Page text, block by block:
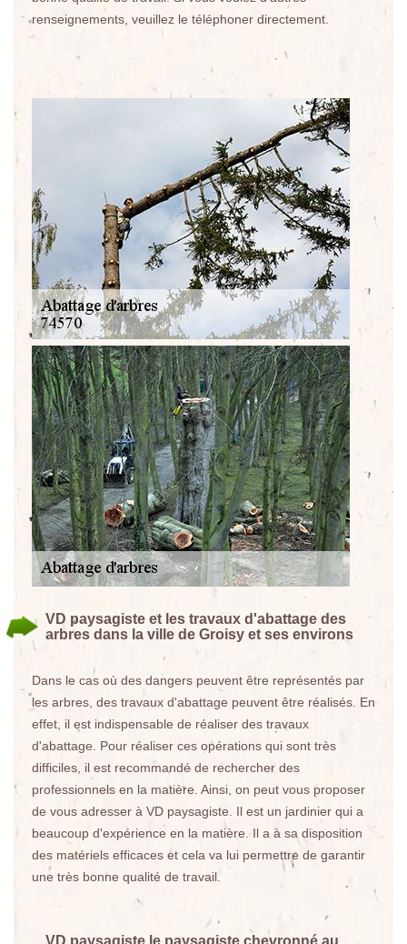
renseignements, veuillez le téléphoner directement.
VD paysagiste et les travaux d'abattage des
arbres dans la ville de Groisy et ses environs
Dans le cas où des dangers peuvent être représentés par
les arbres, des travaux d'abattage peuvent être réalisés. En
effet, il est indispensable de réaliser des travaux
d'abattage. Pour réaliser ces opérations qui sont très
difficiles, il est recommandé de rechercher des
professionnels en la matière. Ainsi, on peut vous proposer
de vous adresser à VD paysagiste. Il est un jardinier qui a
beaucoup d'expérience en la matière. Il a à sa disposition
des matériels efficaces et cela va lui permettre de garantir
une très bonne qualité de travail.
VD paysagiste le paysagiste chevronné au